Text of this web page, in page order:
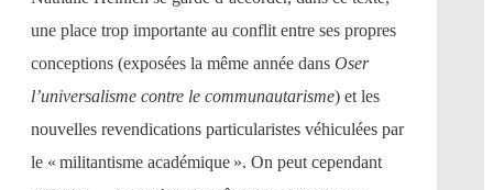
une place trop importante au conflit entre ses propres
conceptions (exposées la même année dans Oser
l’universalisme contre le communautarisme) et les
nouvelles revendications particularistes véhiculées par
le « militantisme académique ». On peut cependant